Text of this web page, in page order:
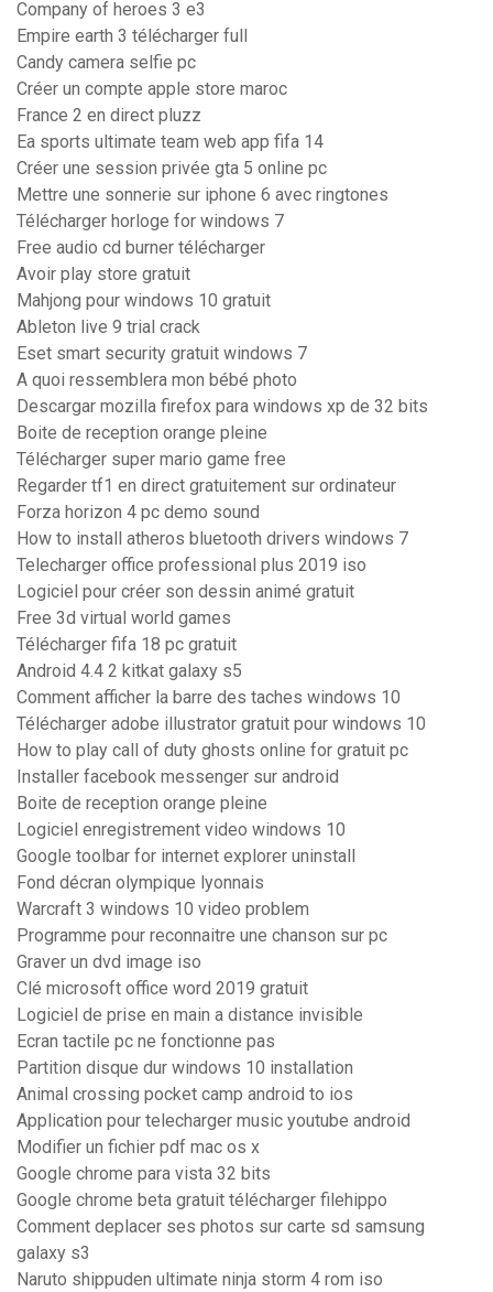
Company of heroes 3 e3
Empire earth 3 télécharger full
Candy camera selfie pc
Créer un compte apple store maroc
France 2 en direct pluzz
Ea sports ultimate team web app fifa 14
Créer une session privée gta 5 online pc
Mettre une sonnerie sur iphone 6 avec ringtones
Télécharger horloge for windows 7
Free audio cd burner télécharger
Avoir play store gratuit
Mahjong pour windows 10 gratuit
Ableton live 9 trial crack
Eset smart security gratuit windows 7
A quoi ressemblera mon bébé photo
Descargar mozilla firefox para windows xp de 32 bits
Boite de reception orange pleine
Télécharger super mario game free
Regarder tf1 en direct gratuitement sur ordinateur
Forza horizon 4 pc demo sound
How to install atheros bluetooth drivers windows 7
Telecharger office professional plus 2019 iso
Logiciel pour créer son dessin animé gratuit
Free 3d virtual world games
Télécharger fifa 18 pc gratuit
Android 4.4 2 kitkat galaxy s5
Comment afficher la barre des taches windows 10
Télécharger adobe illustrator gratuit pour windows 10
How to play call of duty ghosts online for gratuit pc
Installer facebook messenger sur android
Boite de reception orange pleine
Logiciel enregistrement video windows 10
Google toolbar for internet explorer uninstall
Fond décran olympique lyonnais
Warcraft 3 windows 10 video problem
Programme pour reconnaitre une chanson sur pc
Graver un dvd image iso
Clé microsoft office word 2019 gratuit
Logiciel de prise en main a distance invisible
Ecran tactile pc ne fonctionne pas
Partition disque dur windows 10 installation
Animal crossing pocket camp android to ios
Application pour telecharger music youtube android
Modifier un fichier pdf mac os x
Google chrome para vista 32 bits
Google chrome beta gratuit télécharger filehippo
Comment deplacer ses photos sur carte sd samsung
galaxy s3
Naruto shippuden ultimate ninja storm 4 rom iso